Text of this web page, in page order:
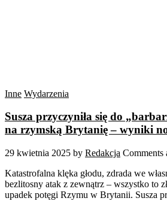
Inne Wydarzenia
Susza przyczyniła się do
na rzymską Brytanię – wyniki
29 kwietnia 2025 by Redakcja Comments
Katastrofalna klęka głodu, zdrada we
bezlitosny atak z zewnątrz – wszystko to
upadek potęgi Rzymu w Brytanii. Susza